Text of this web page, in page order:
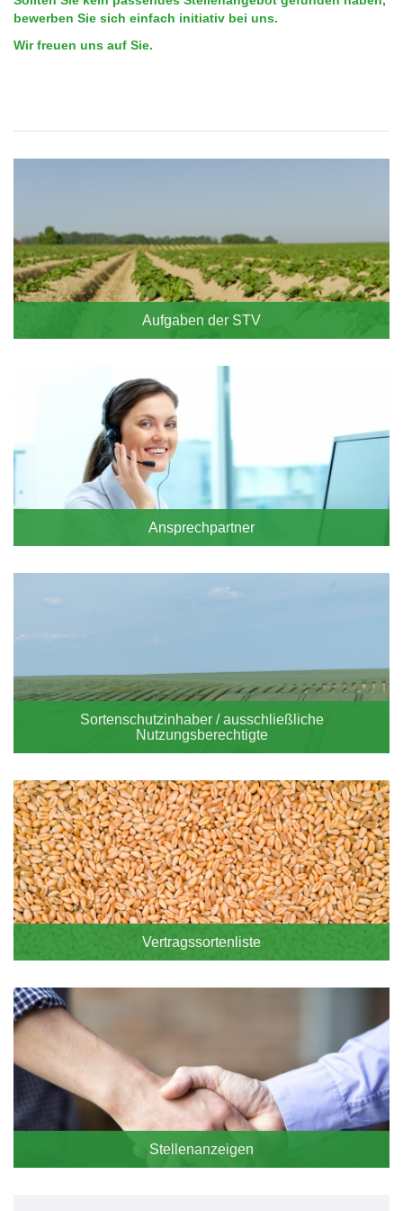
bewerben Sie sich einfach initiativ bei uns.
Wir freuen uns auf Sie.
Blocknavigation
Aufgaben der STV
Ansprechpartner
Sortenschutzinhaber / ausschließliche
Nutzungsberechtigte
Vertragssortenliste
Stellenanzeigen